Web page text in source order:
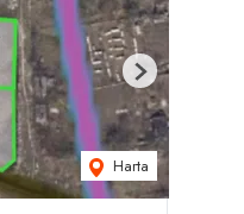
Harta
Next